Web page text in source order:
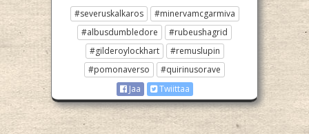
#severuskalkaros
#minervamcgarmiva
#albusdumbledore
#rubeushagrid
#gilderoylockhart
#remuslupin
#pomonaverso
#quirinusorave
Jaa
Twiittaa